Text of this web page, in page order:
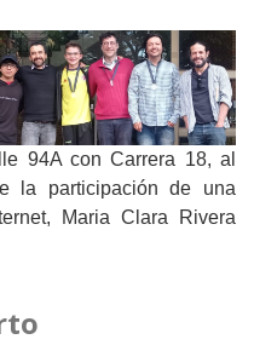
94A con Carrera 18, al
la participación de una
Maria Clara Rivera